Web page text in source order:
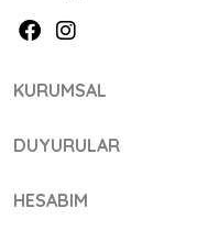
KURUMSAL
DUYURULAR
HESABIM